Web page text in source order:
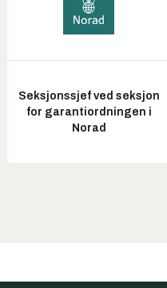
Seksjonssjef ved seksjon
for garantiordningen i
Norad